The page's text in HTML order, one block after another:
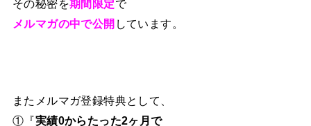
その秘密を期間限定で
メルマガの中で公開 しています。
またメルマガ登録特典として、
①『実績0からたった2ヶ月で